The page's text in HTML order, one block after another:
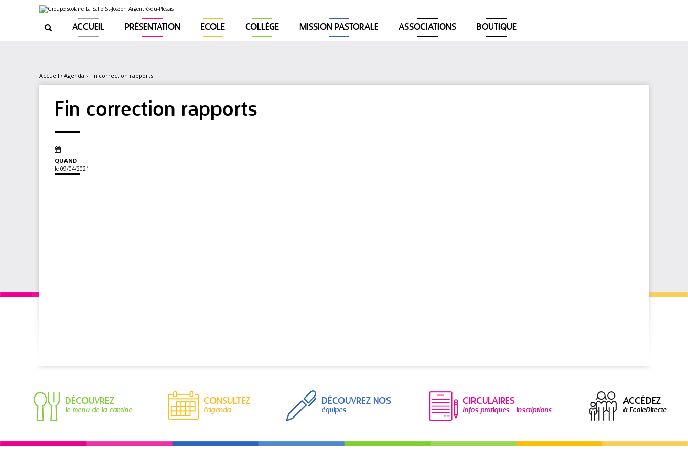
 ACCUEIL PRÉSENTATION ECOLE COLLÈGE MISSION PASTORALE ASSOCIATIONS BOUTIQUE
Accueil › Agenda › Fin correction rapports
Fin correction rapports
QUAND
le 09/04/2021
DÉCOUVREZ
le menu de la cantine
CONSULTEZ
l'agenda
DÉCOUVREZ NOS
équipes
CIRCULAIRES
infos pratiques - inscriptions
ACCÉDEZ
à EcoleDirecte